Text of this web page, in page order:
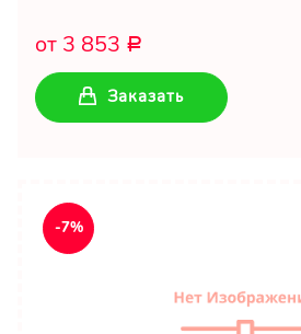
от 3 853 Р
Заказать
-7%